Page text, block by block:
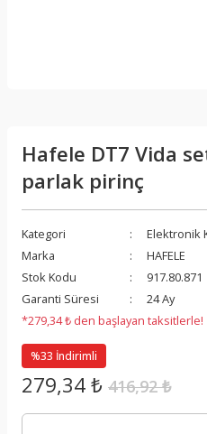
Hafele DT7 Vida
parlak pirinç
Kategori
Elektronik
Marka
HAFELE
Stok Kodu
917.80.871
Garanti Süresi
24 Ay
*279,34 ₺ den başlayan taksitlerle!
%33 İndirimli
279,34 ₺ 416,92 ₺